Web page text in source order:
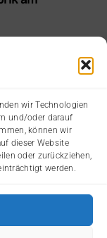
wir Technologien
und/oder darauf
können wir
dieser Website
oder zurückziehen,
werden.
und Opfer des